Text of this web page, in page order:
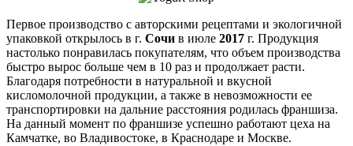
Первое производство с авторскими рецептами и экологичной
упаковкой открылось в г. Сочи в июле 2017 г. Продукция
настолько понравилась покупателям, что объем производства
быстро вырос больше чем в 10 раз и продолжает расти.
Благодаря потребности в натуральной и вкусной
кисломолочной продукции, а также в невозможности ее
транспортировки на дальние расстояния родилась франшиза.
На данный момент по франшизе успешно работают цеха на
Камчатке, во Владивостоке, в Краснодаре и Москве.